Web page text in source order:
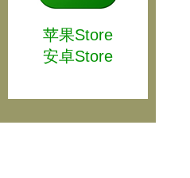
苹果Store
安卓Store